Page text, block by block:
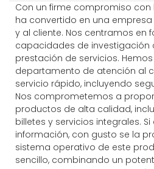
Con un firme compromiso con
ha convertido en una
y al cliente. Nos centramos en
capacidades de investigación
prestación de servicios.
departamento de atención al
servicio rápido, incluyendo
Nos comprometemos a
productos de alta calidad,
billetes y servicios integrales.
información, con gusto se la
sistema operativo de este
sencillo, combinando un